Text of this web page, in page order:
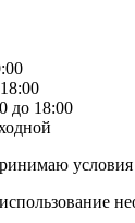
до 18:00
условия